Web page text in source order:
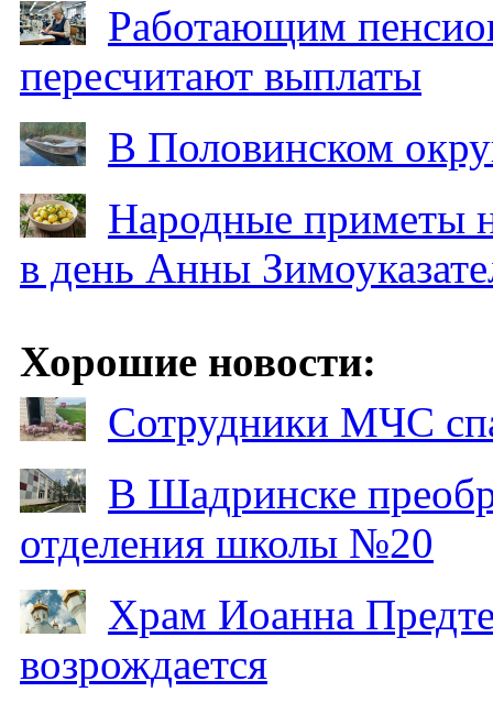
Работающим
пересчитают выплаты
В Половинском
Народные приметы
в день Анны
Хорошие новости:
Сотрудники МЧС
В Шадринске
отделения школы №20
Храм Иоанна
возрождается